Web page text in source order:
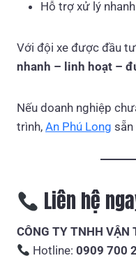
Hỗ trợ xử lý
Với đội xe được đầu
nhanh – linh hoạt –
Nếu doanh nghiệp
trình, An Phú Long sẵn
Liên hệ
CÔNG TY TNHH VẬN
Hotline:0909 700